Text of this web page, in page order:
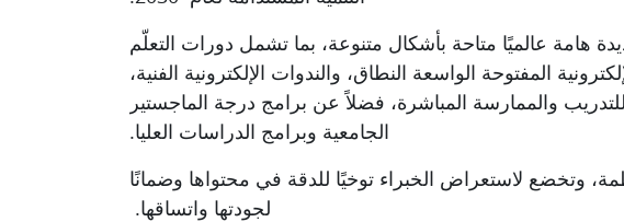
هامة عالميًا متاحة بأشكال متنوعة، بما تشمل دورات التعلّم
المفتوحة الواسعة النطاق، والندوات الإلكترونية الفنية،
للتدريب والممارسة المباشرة، فضلاً عن برامج درجة الماجستير
الجامعية وبرامج الدراسات العليا.
وتخضع لاستعراض الخبراء توخيًا للدقة في محتواها وضمانًا
لجودتها واتساقها.